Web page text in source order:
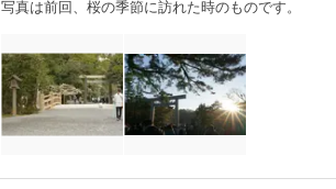
写真は前回、桜の季節に訪れた時のものです。